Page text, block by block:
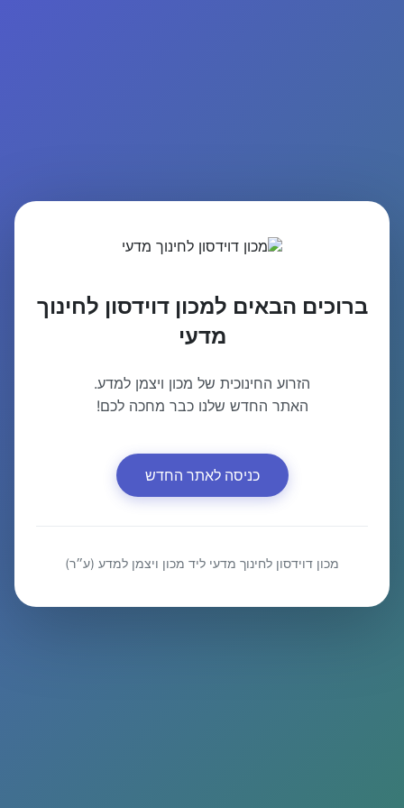
ברוכים הבאים למכון דוידסון לחינוך
מדעי
הזרוע החינוכית של מכון ויצמן למדע.
האתר החדש שלנו כבר מחכה לכם!
כניסה לאתר החדש
מכון דוידסון לחינוך מדעי ליד מכון ויצמן למדע (ע״ר)